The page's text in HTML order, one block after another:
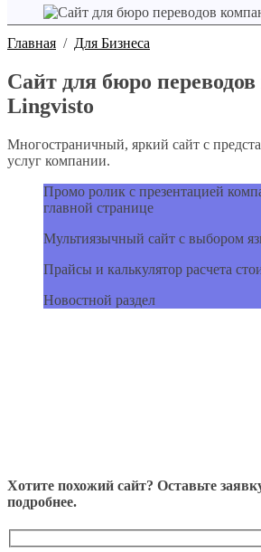
Главная / Для Бизнеса
Сайт для бюро
Lingvisto
Многостраничный, яркий сайт с
услуг компании.
Промо ролик с презентацией
главной странице
Мультиязычный сайт с выбором
Прайсы и калькулятор расчета
Новостной раздел
Хотите похожий сайт? Оставьте
подробнее.